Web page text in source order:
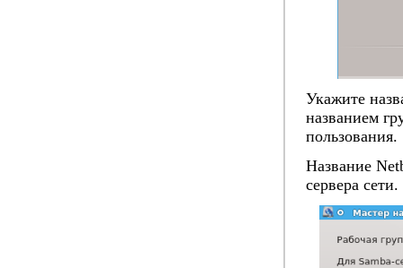
Укажите
названием
пользования.
Название
сервера сети.